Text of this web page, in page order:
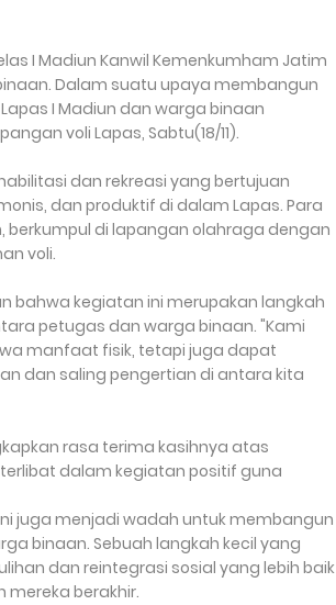
I Madiun Kanwil Kemenkumham Jatim
Dalam suatu upaya membangun
I Madiun dan warga binaan
voli Lapas, Sabtu(18/11).
dan rekreasi yang bertujuan
dan produktif di dalam Lapas. Para
di lapangan olahraga dengan
voli.
bahwa kegiatan ini merupakan langkah
petugas dan warga binaan. "Kami
manfaat fisik, tetapi juga dapat
dan saling pengertian di antara kita
rasa terima kasihnya atas
dalam kegiatan positif guna
juga menjadi wadah untuk membangun
binaan. Sebuah langkah kecil yang
dan reintegrasi sosial yang lebih baik
berakhir.